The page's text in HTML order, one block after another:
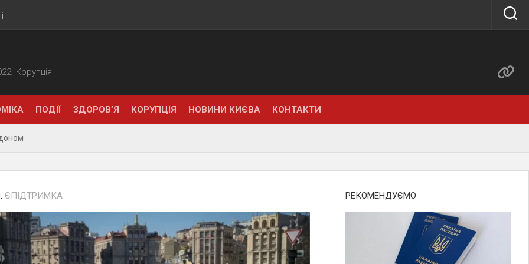
Корупція
ПОДІЇ ЗДОРОВ’Я КОРУПЦІЯ НОВИНИ КИЄВА КОНТАКТИ
ЄПІДТРИМКА РЕКОМЕНДУЄМО